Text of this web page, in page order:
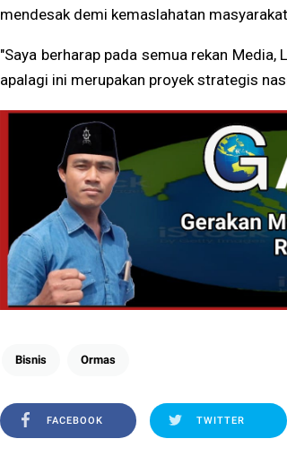
mendesak demi kemaslahatan
"Saya berharap pada semua rekan
apalagi ini merupakan proyek strategis
Bisnis Ormas
FACEBOOK TWITTER